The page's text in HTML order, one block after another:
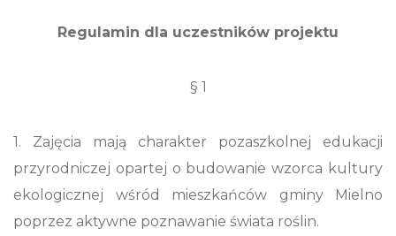
Regulamin dla uczestników projektu
§ 1
1. Zajęcia mają charakter pozaszkolnej edukacji
przyrodniczej opartej o budowanie wzorca kultury
ekologicznej wśród mieszkańców gminy Mielno
poprzez aktywne poznawanie świata roślin.